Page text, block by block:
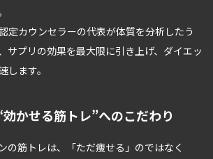
定カウンセラーの代表が体質を分析したう
サプリの効果を最大限に引き上げ、ダイエッ
します。
かせる筋トレ”へのこだわり
の筋トレは、「ただ痩せる」のではなく